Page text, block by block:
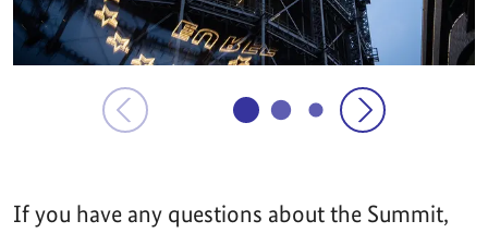
If you have any questions about the Summit,